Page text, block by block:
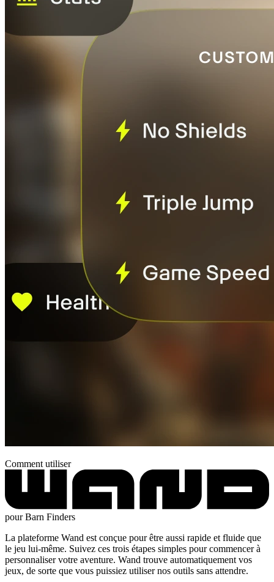
Comment utiliser
pour Barn Finders
La plateforme Wand est conçue pour être aussi rapide et fluide que
le jeu lui-même. Suivez ces trois étapes simples pour commencer à
personnaliser votre aventure. Wand trouve automatiquement vos
jeux, de sorte que vous puissiez utiliser nos outils sans attendre.